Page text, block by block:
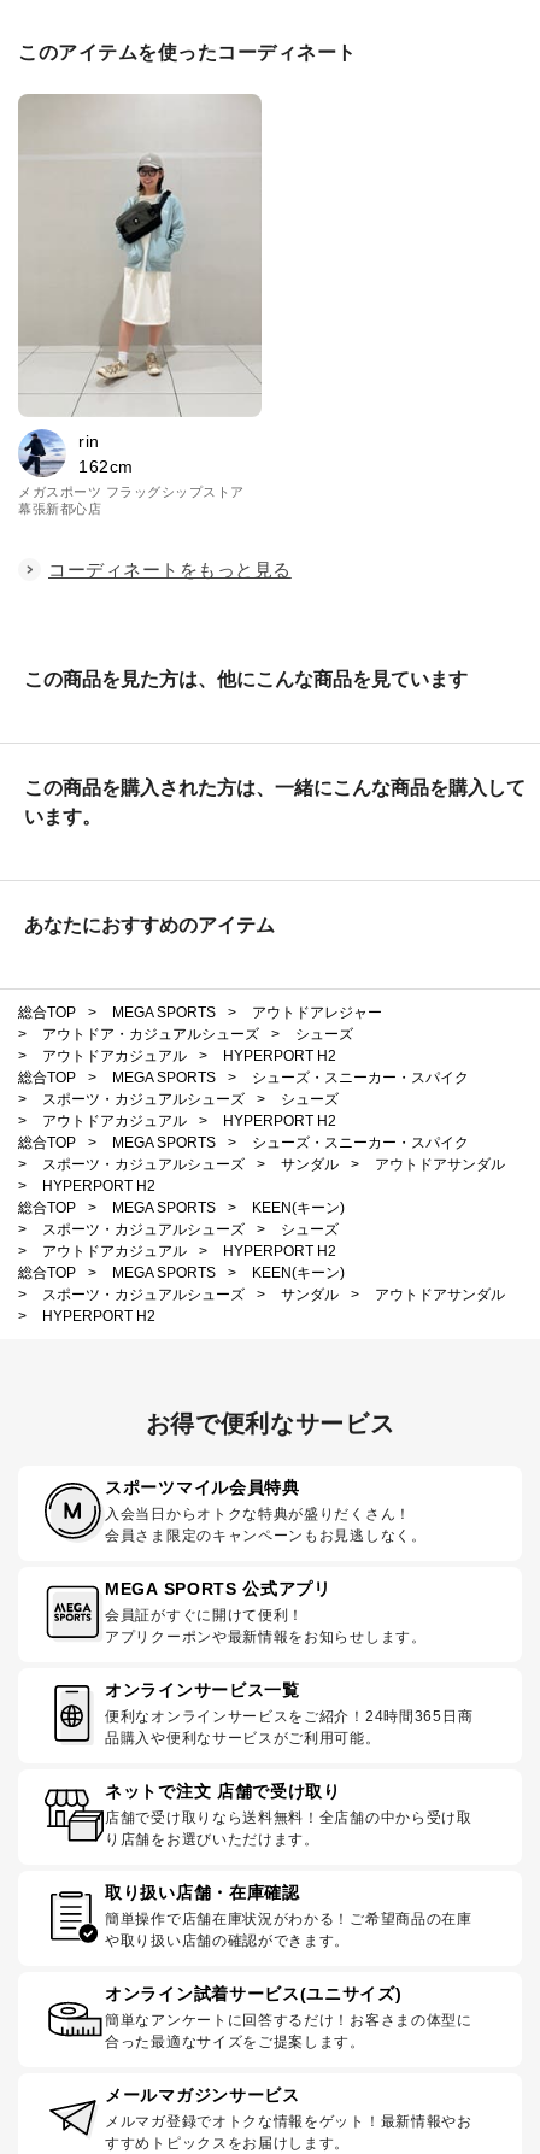
このアイテムを使ったコーディネート
rin
162cm
メガスポーツ フラッグシップストア
幕張新都心店
コーディネートをもっと見る
この商品を見た方は、他にこんな商品を見ています
この商品を購入された方は、一緒にこんな商品を購入して
います。
あなたにおすすめのアイテム
総合TOP > MEGA SPORTS >
アウトドアレジャー
>
アウトドア・カジュアルシューズ >
シューズ
>
アウトドアカジュアル >
HYPERPORT H2
総合TOP
> MEGA SPORTS >
シューズ・スニーカー・スパイク
>
スポーツ・カジュアルシューズ >
シューズ
>
アウトドアカジュアル >
HYPERPORT H2
総合TOP
> MEGA SPORTS >
シューズ・スニーカー・スパイク
>
スポーツ・カジュアルシューズ > サンダル >
アウトドアサンダル
>
HYPERPORT H2
総合TOP
> MEGA SPORTS >
KEEN(キーン)
>
スポーツ・カジュアルシューズ >
シューズ
>
アウトドアカジュアル >
HYPERPORT H2
総合TOP
> MEGA SPORTS >
KEEN(キーン)
>
スポーツ・カジュアルシューズ > サンダル >
アウトドアサンダル
>
HYPERPORT H2
お得で便利なサービス
スポーツマイル会員特典
入会当日からオトクな特典が盛りだくさん！
会員さま限定のキャンペーンもお見逃しなく。
MEGA SPORTS 公式アプリ
会員証がすぐに開けて便利！
アプリクーポンや最新情報をお知らせします。
オンラインサービス一覧
便利なオンラインサービスをご紹介！24時間365日商
品購入や便利なサービスがご利用可能。
ネットで注文 店舗で受け取り
店舗で受け取りなら送料無料！全店舗の中から受け取
り店舗をお選びいただけます。
取り扱い店舗・在庫確認
簡単操作で店舗在庫状況がわかる！ご希望商品の在庫
や取り扱い店舗の確認ができます。
オンライン試着サービス(ユニサイズ)
簡単なアンケートに回答するだけ！お客さまの体型に
合った最適なサイズをご提案します。
メールマガジンサービス
メルマガ登録でオトクな情報をゲット！最新情報やお
すすめトピックスをお届けします。